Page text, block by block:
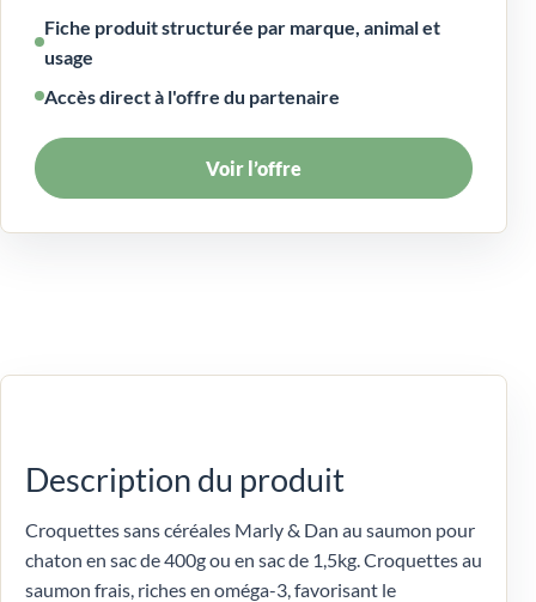
Fiche produit structurée par marque, animal et
usage
Accès direct à l'offre du partenaire
Voir l’offre
Description du produit
Croquettes sans céréales Marly & Dan au saumon pour
chaton en sac de 400g ou en sac de 1,5kg. Croquettes au
saumon frais, riches en oméga-3, favorisant le